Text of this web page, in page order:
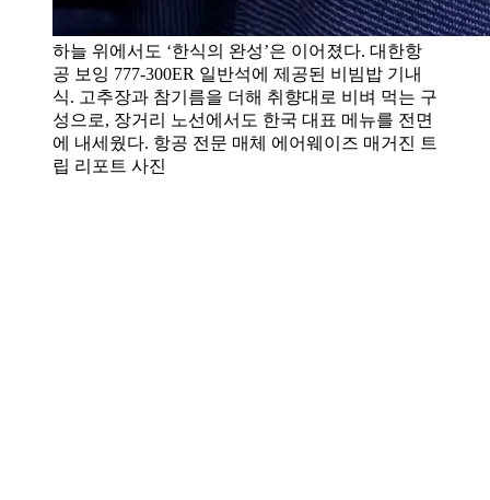
하늘 위에서도 ‘한식의 완성’은 이어졌다. 대한항
공 보잉 777-300ER 일반석에 제공된 비빔밥 기내
식. 고추장과 참기름을 더해 취향대로 비벼 먹는 구
성으로, 장거리 노선에서도 한국 대표 메뉴를 전면
에 내세웠다. 항공 전문 매체 에어웨이즈 매거진 트
립 리포트 사진